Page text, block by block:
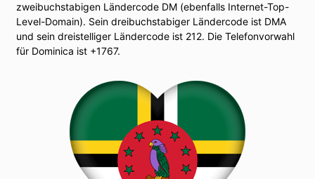
zweibuchstabigen Ländercode DM (ebenfalls Internet-Top-
Level-Domain). Sein dreibuchstabiger Ländercode ist DMA
und sein dreistelliger Ländercode ist 212. Die Telefonvorwahl
für Dominica ist +1767.